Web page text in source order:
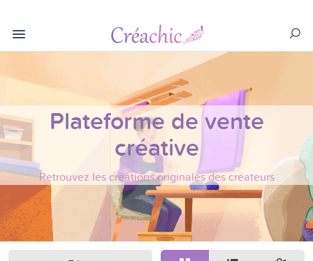
Plateforme de vente
créative
Retrouvez les créations originales des créateurs